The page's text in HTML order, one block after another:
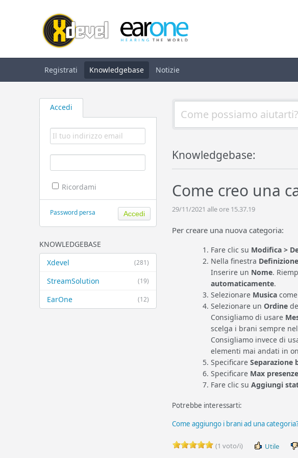
Registrati Knowledgebase Notizie
Accedi
Ricordami
Password persa
KNOWLEDGEBASE
(281)
Xdevel
(19)
StreamSolution
(12)
EarOne
Knowledgebase:
Come creo una
29/11/2021 alle ore 15.37.19
Per creare una nuova categoria:
Fare clic su Modifica >
Nella finestra
Inserire un Nome.
automaticamente.
Selezionare Musica
Selezionare un Ordine
Consigliamo di usare
scelga i brani sempre
Consigliamo invece di
elementi mai andati in
Specificare Separazione
Specificare Max
Fare clic su Aggiungi
Potrebbe interessarti:
Come aggiungo i brani ad una
(1 voto/i) Utile